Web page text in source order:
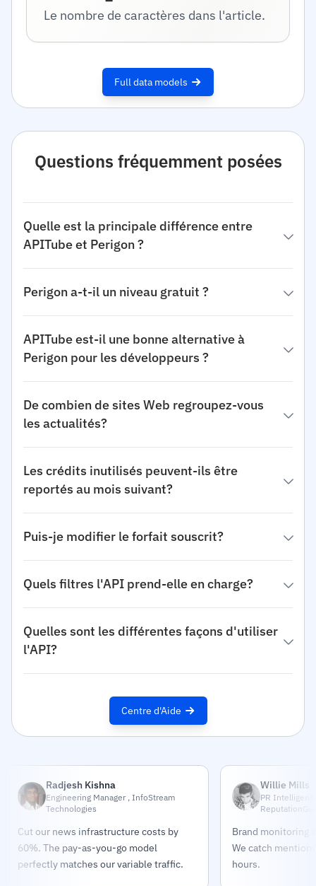
Le nombre de caractères dans l'article.
Full data models
Questions fréquemment posées
Quelle est la principale différence entre
APITube et Perigon ?
Perigon a-t-il un niveau gratuit ?
APITube est-il une bonne alternative à
Perigon pour les développeurs ?
De combien de sites Web regroupez-vous
les actualités?
Les crédits inutilisés peuvent-ils être
reportés au mois suivant?
Puis-je modifier le forfait souscrit?
Quels filtres l'API prend-elle en charge?
Quelles sont les différentes façons d'utiliser
l'API?
Centre d'Aide
Radjesh Kishna
Engineering Manager , InfoStream
Technologies
Cut our news infrastructure costs by
60%. The pay-as-you-go model
perfectly matches our variable traffic.
Willie Mills
PR
Brand monitoring
We catch
hours.